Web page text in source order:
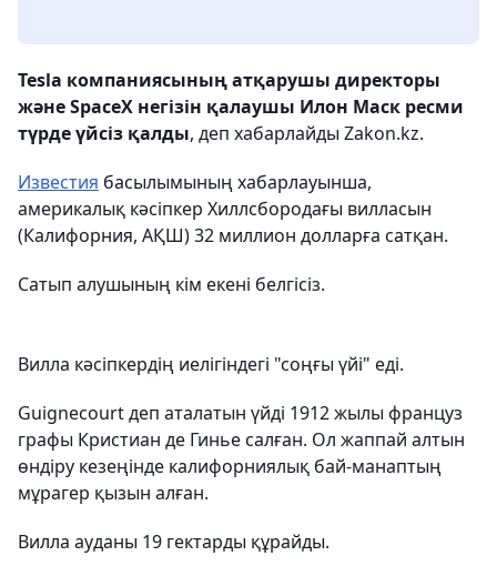
Tesla компаниясының атқарушы директоры
және SpaceX негізін қалаушы Илон Маск ресми
түрде үйсіз қалды, деп хабарлайды Zakon.kz.
Известия басылымының хабарлауынша,
америкалық кәсіпкер Хиллсбородағы вилласын
(Калифорния, АҚШ) 32 миллион долларға сатқан.
Сатып алушының кім екені белгісіз.
Вилла кәсіпкердің иелігіндегі "соңғы үйі" еді.
Guignecourt деп аталатын үйді 1912 жылы француз
графы Кристиан де Гинье салған. Ол жаппай алтын
өндіру кезеңінде калифорниялық бай-манаптың
мұрагер қызын алған.
Вилла ауданы 19 гектарды құрайды.